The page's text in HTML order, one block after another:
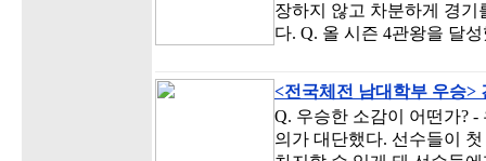
장하지 않고 차분하게 경
다. Q. 올 시즌 4관왕을 달
<전국체전 남대학부 우승>
Q. 우승한 소감이 어떤가?
의가 대단했다. 선수들이